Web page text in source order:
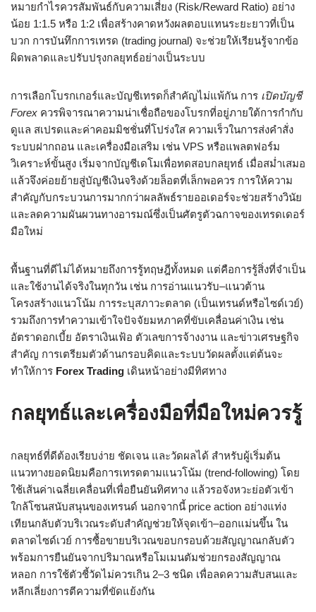
หมายกำไรควรสัมพันธ์กับความเสี่ยง (Risk/Reward Ratio) อย่าง
น้อย 1:1.5 หรือ 1:2 เพื่อสร้างคาดหวังผลตอบแทนระยะยาวที่เป็น
บวก การบันทึกการเทรด (trading journal) จะช่วยให้เรียนรู้จากข้อ
ผิดพลาดและปรับปรุงกลยุทธ์อย่างเป็นระบบ
การเลือกโบรกเกอร์และบัญชีเทรดก็สำคัญไม่แพ้กัน การ เปิดบัญชี
Forex ควรพิจารณาความน่าเชื่อถือของโบรกที่อยู่ภายใต้การกำกับ
ดูแล สเปรดและค่าคอมมิชชั่นที่โปร่งใส ความเร็วในการส่งคำสั่ง
ระบบฝากถอน และเครื่องมือเสริม เช่น VPS หรือแพลตฟอร์ม
วิเคราะห์ขั้นสูง เริ่มจากบัญชีเดโมเพื่อทดสอบกลยุทธ์ เมื่อสม่ำเสมอ
แล้วจึงค่อยย้ายสู่บัญชีเงินจริงด้วยล็อตที่เล็กพอควร การให้ความ
สำคัญกับกระบวนการมากกว่าผลลัพธ์รายออเดอร์จะช่วยสร้างวินัย
และลดความผันผวนทางอารมณ์ซึ่งเป็นศัตรูตัวฉกาจของเทรดเดอร์
มือใหม่
พื้นฐานที่ดีไม่ได้หมายถึงการรู้ทฤษฎีทั้งหมด แต่คือการรู้สิ่งที่จำเป็น
และใช้งานได้จริงในทุกวัน เช่น การอ่านแนวรับ–แนวต้าน
โครงสร้างแนวโน้ม การระบุสภาวะตลาด (เป็นเทรนด์หรือไซด์เวย์)
รวมถึงการทำความเข้าใจปัจจัยมหภาคที่ขับเคลื่อนค่าเงิน เช่น
อัตราดอกเบี้ย อัตราเงินเฟ้อ ตัวเลขการจ้างงาน และข่าวเศรษฐกิจ
สำคัญ การเตรียมตัวด้านกรอบคิดและระบบวัดผลตั้งแต่ต้นจะ
ทำให้การ Forex Trading เดินหน้าอย่างมีทิศทาง
กลยุทธ์และเครื่องมือที่มือใหม่ควรรู้
กลยุทธ์ที่ดีต้องเรียบง่าย ชัดเจน และวัดผลได้ สำหรับผู้เริ่มต้น
แนวทางยอดนิยมคือการเทรดตามแนวโน้ม (trend-following) โดย
ใช้เส้นค่าเฉลี่ยเคลื่อนที่เพื่อยืนยันทิศทาง แล้วรอจังหวะย่อตัวเข้า
ใกล้โซนสนับสนุนของเทรนด์ นอกจากนี้ price action อย่างแท่ง
เทียนกลับตัวบริเวณระดับสำคัญช่วยให้จุดเข้า–ออกแม่นขึ้น ใน
ตลาดไซด์เวย์ การซื้อขายบริเวณขอบกรอบด้วยสัญญาณกลับตัว
พร้อมการยืนยันจากปริมาณหรือโมเมนตัมช่วยกรองสัญญาณ
หลอก การใช้ตัวชี้วัดไม่ควรเกิน 2–3 ชนิด เพื่อลดความสับสนและ
หลีกเลี่ยงการตีความที่ขัดแย้งกัน